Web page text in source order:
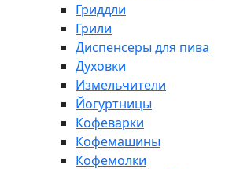
Гриддли
Грили
Диспенсеры для пива
Духовки
Измельчители
Йогуртницы
Кофеварки
Кофемашины
Кофемолки